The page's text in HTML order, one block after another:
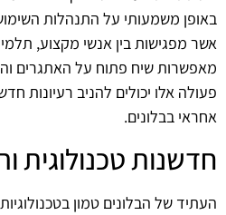
באופן משמעותי על התנהלות
אשר מפגישות בין אנשי מקצוע,
מאפשרות שיח פתוח על האתגרים
פעולה אלו יכולים להניב רעיונות
אחראי בבלונים.
חדשנות טכנולוגית
העתיד של הבלונים טמון